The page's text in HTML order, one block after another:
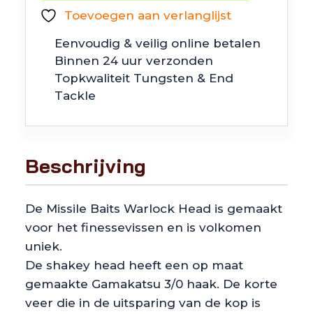
Toevoegen aan verlanglijst
Eenvoudig & veilig online betalen
Binnen 24 uur verzonden
Topkwaliteit Tungsten & End
Tackle
Beschrijving
De Missile Baits Warlock Head is gemaakt
voor het finessevissen en is volkomen
uniek.
De shakey head heeft een op maat
gemaakte Gamakatsu 3/0 haak. De korte
veer die in de uitsparing van de kop is